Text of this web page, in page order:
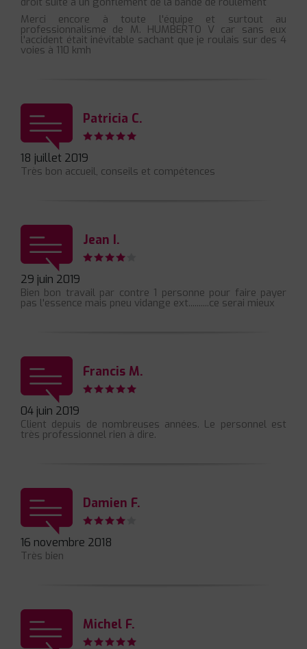
Merci encore à toute l'équipe et surtout au
professionnalisme de M. HUMBERTO V car sans eux
l'accident était inévitable sachant que je roulais sur des 4
voies à 110 kmh
Patricia C.
18 juillet 2019
Très bon accueil, conseils et compétences
Jean I.
29 juin 2019
Bien bon travail par contre 1 personne pour faire payer
pas l'essence mais pneu vidange ext..........ce serai mieux
Francis M.
04 juin 2019
Client depuis de nombreuses années. Le personnel est
très professionnel rien à dire.
Damien F.
16 novembre 2018
Très bien
Michel F.